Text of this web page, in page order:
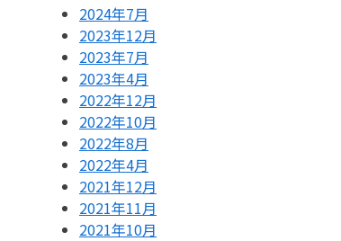
2024年7月
2023年12月
2023年7月
2023年4月
2022年12月
2022年10月
2022年8月
2022年4月
2021年12月
2021年11月
2021年10月